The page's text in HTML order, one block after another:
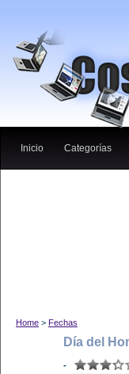
Inicio Categorías
Home > Fechas
Día del
-